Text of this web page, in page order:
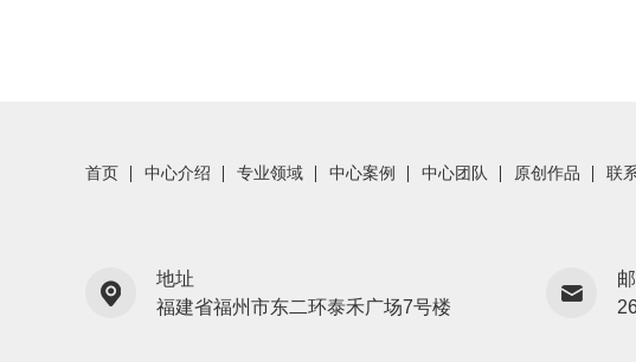
首页 中心介绍 专业领域 中心案例 中心团队 原创作品 联
地址
福建省福州市东二环泰禾广场7号楼